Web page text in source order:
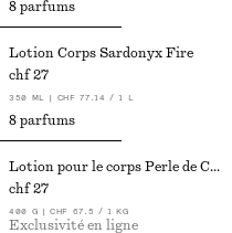
8 parfums
Lotion Corps Sardonyx Fire
chf 27
350 ML | CHF 77.14 / 1 L
8 parfums
Lotion pour le corps Perle de Coco​
chf 27
400 G | CHF 67.5 / 1 KG
Exclusivité en ligne